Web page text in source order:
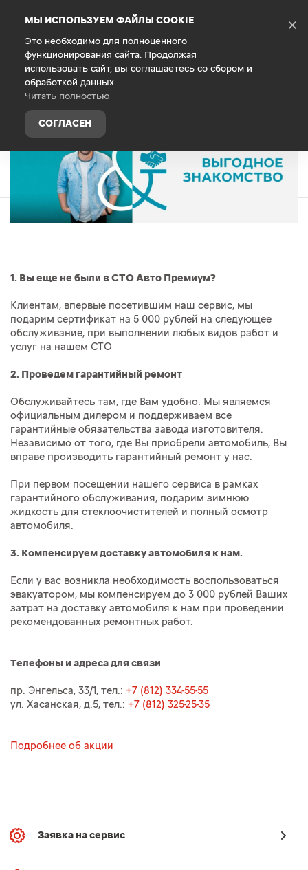
МЫ ИСПОЛЬЗУЕМ ФАЙЛЫ COOKIE
Это необходимо для полноценного
функционирования сайта. Продолжая
использовать сайт, вы соглашаетесь со сбором и
обработкой данных.
Читать полностью
СОГЛАСЕН
×
Главная Специальные предложения
Выгодное знакомство
1. Вы еще не были в СТО Авто Премиум?
Клиентам, впервые посетившим наш сервис, мы
подарим сертификат на 5 000 рублей на следующее
обслуживание, при выполнении любых видов работ и
услуг на нашем СТО
2. Проведем гарантийный ремонт
Обслуживайтесь там, где Вам удобно. Мы являемся
официальным дилером и поддерживаем все
гарантийные обязательства завода изготовителя.
Независимо от того, где Вы приобрели автомобиль, Вы
вправе производить гарантийный ремонт у нас.
При первом посещении нашего сервиса в рамках
гарантийного обслуживания, подарим зимнюю
жидкость для стеклоочистителей и полный осмотр
автомобиля.
3. Компенсируем доставку автомобиля к нам.
Если у вас возникла необходимость воспользоваться
эвакуатором, мы компенсируем до 3 000 рублей Ваших
затрат на доставку автомобиля к нам при проведении
рекомендованных ремонтных работ.
Телефоны и адреса для связи
пр. Энгельса, 33/1, тел.: +7 (812) 334-55-55
ул. Хасанская, д.5, тел.: +7 (812) 325-25-35
Подробнее об акции
Заявка на сервис